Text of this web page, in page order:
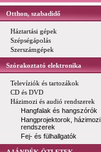
Otthon, szabadidő
Háztartási gépek
Szépségápolás
Szerszámgépek
Szórakoztató elektronika
Televíziók és tartozákok
CD és DVD
Házimozi és audió rendszerek
Hangfalak és hangszórók
Hangprojektorok, házimozi
rendszerek
Fej- és fülhallgatók